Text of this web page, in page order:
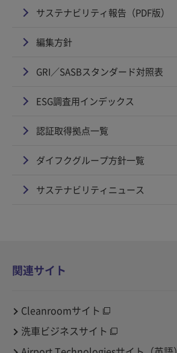
サステナビリティ報告（PDF版）
編集方針
GRI／SASBスタンダード対照表
ESG調査用インデックス
認証取得拠点一覧
ダイフクグループ方針一覧
サステナビリティニュース
関連サイト
Cleanroomサイト
洗車ビジネスサイト